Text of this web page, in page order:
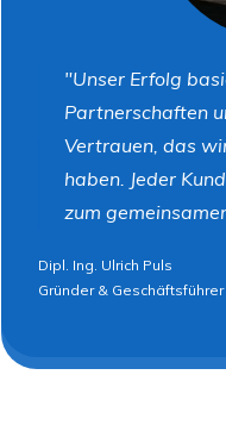
"Unser Erfolg
Partnerschaften
Vertrauen, das
haben. Jeder
zum
Dipl. Ing. Ulrich Puls
Gründer &